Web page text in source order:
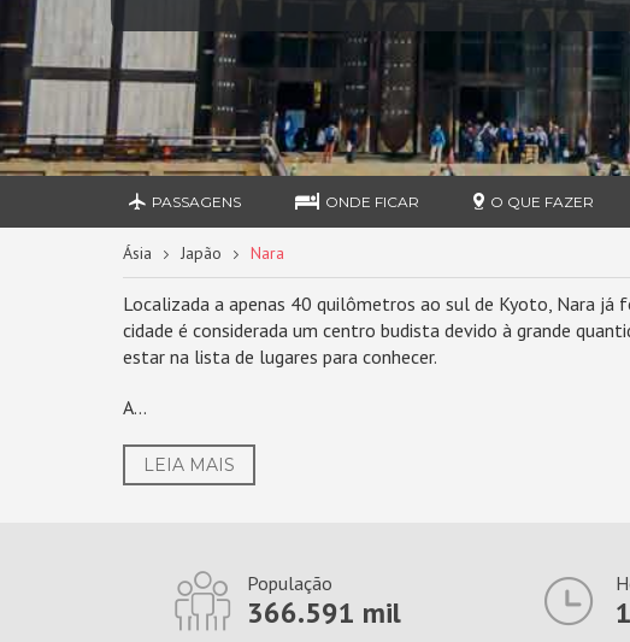
PASSAGENS ONDE FICAR O QUE FAZER
Ásia Japão Nara
Localizada a apenas 40 quilômetros ao sul de Kyoto, Nara
cidade é considerada um centro budista devido à grande
estar na lista de lugares para conhecer.
A...
LEIA MAIS
População
366.591 mil